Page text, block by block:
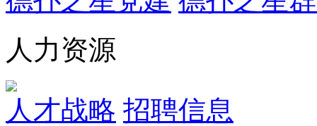
人力资源
人才战略 招聘信息